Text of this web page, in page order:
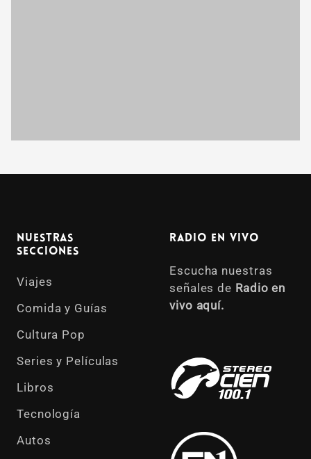
Nuestras
Secciones
Viajes
Comida y Guías
Cultura Pop
Series y Películas
Libros
Tecnología
Autos
Radio en vivo
Escucha nuestras
señales de Radio en
vivo aquí.